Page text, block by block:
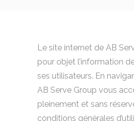
Le site internet de AB
pour objet l’information
ses utilisateurs. En
AB Serve Group vous
pleinement et sans
conditions générales